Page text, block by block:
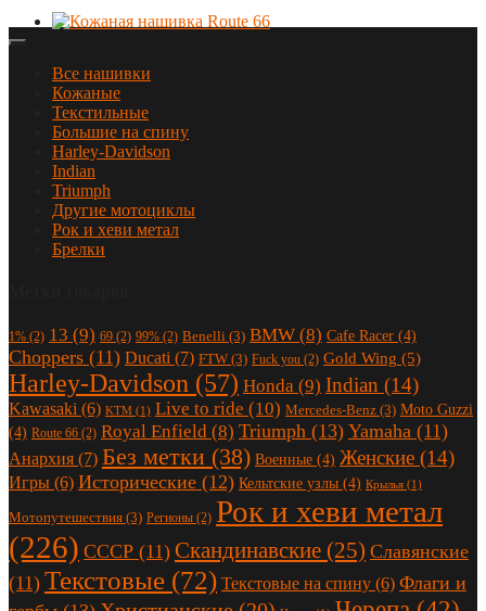
Все нашивки
Кожаные
Текстильные
Большие на спину
Harley-Davidson
Indian
Triumph
Другие мотоциклы
Рок и хеви метал
Брелки
1% (2) 13 (9) 69 (2) 99% (2) Benelli (3) BMW (8) Cafe Racer (4)
Choppers (11) Ducati (7) FTW (3) Fuck you (2) Gold Wing (5)
Harley-Davidson (57) Honda (9) Indian (14)
Kawasaki (6) KTM (1) Live to ride (10) Mercedes-Benz (3) Moto Guzzi
(4) Route 66 (2) Royal Enfield (8) Triumph (13) Yamaha (11)
Анархия (7) Без метки (38) Военные (4) Женские (14)
Игры (6) Исторические (12) Кельтские узлы (4) Крылья (1)
Мотопутешествия (3) Регионы (2) Рок и хеви метал
(226) СССР (11) Скандинавские (25) Славянские
(11) Текстовые (72) Текстовые на спину (6) Флаги и